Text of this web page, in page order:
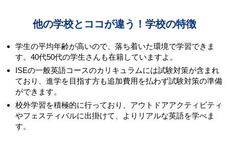
他の学校とココが違う！学校の特徴
学生の平均年齢が高いので、落ち着いた環境で学習できま
す。40代50代の学生さんも在籍していますよ。
ISEの一般英語コースのカリキュラムには試験対策が含まれ
ており、進学を目指す方も追加費用を払わず試験対策の準備
ができます。
校外学習を積極的に行っており、アウトドアアクティビティ
やフェスティバルに出掛けて、よりリアルな英語を学べま
す。